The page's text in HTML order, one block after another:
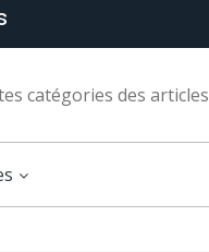
catégories des articles